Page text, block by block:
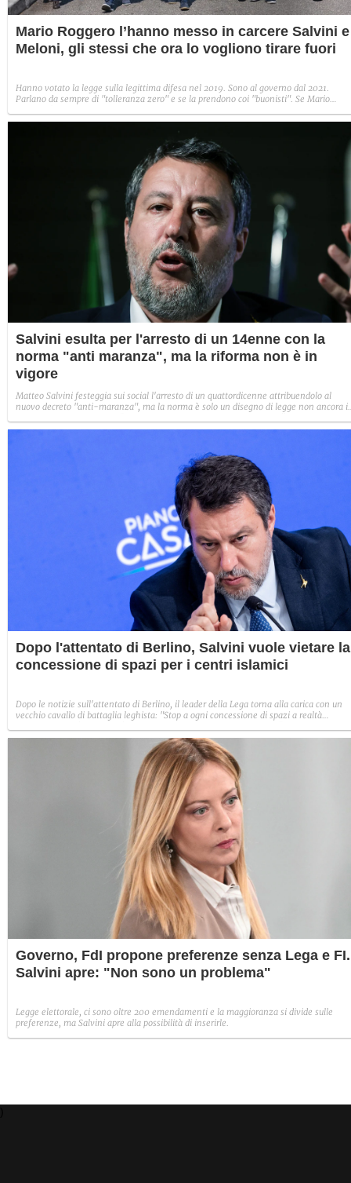
Mario Roggero l’hanno messo in carcere Salvini e
Meloni, gli stessi che ora lo vogliono tirare fuori
Hanno votato la legge sulla legittima difesa nel 2019. Sono al governo dal 2021.
Parlano da sempre di "tolleranza zero" e se la prendono coi "buonisti". Se Mario
trovare e lo vogliono tirare fuori per non regalare voti a Vannacci
Salvini esulta per l'arresto di un 14enne con la
norma "anti maranza", ma la riforma non è in
vigore
Matteo Salvini festeggia sui social l'arresto di un quattordicenne attribuendolo al
nuovo decreto "anti-maranza", ma la norma è solo un disegno di legge non ancora
Dopo l'attentato di Berlino, Salvini vuole vietare la
concessione di spazi per i centri islamici
Dopo le notizie sull'attentato di Berlino, il leader della Lega torna alla carica con un
vecchio cavallo di battaglia leghista: "Stop a ogni concessione di spazi a realtà
Governo, FdI propone preferenze senza Lega e FI.
Salvini apre: "Non sono un problema"
Legge elettorale, ci sono oltre 200 emendamenti e la maggioranza si divide sulle
preferenze, ma Salvini apre alla possibilità di inserirle.